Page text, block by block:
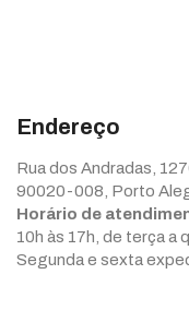
Endereço
Rua dos Andradas,
90020-008, Porto
Horário de
10h às 17h, de terça a
Segunda e sexta